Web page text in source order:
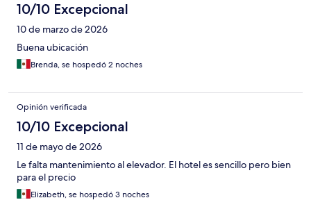
10/10 Excepcional
10 de marzo de 2026
Buena ubicación
Brenda, se hospedó 2 noches
Opinión verificada
10/10 Excepcional
11 de mayo de 2026
Le falta mantenimiento al elevador. El hotel es sencillo pero bien
para el precio
Elizabeth, se hospedó 3 noches